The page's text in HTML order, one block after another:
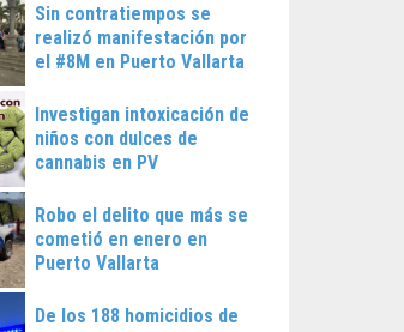
Sin contratiempos se
realizó manifestación por
el #8M en Puerto Vallarta
Investigan intoxicación de
niños con dulces de
cannabis en PV
Robo el delito que más se
cometió en enero en
Puerto Vallarta
De los 188 homicidios de